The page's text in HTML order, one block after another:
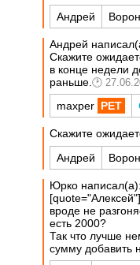
Андрей
Андрей
Скажите
в конце недели
раньше.
maxper
Скажите
Андрей
Юрко написал(а):
вроде не
есть 2000?
Так что лучше
сумму добавить